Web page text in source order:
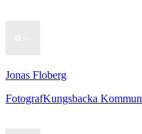
Jonas Floberg
FotografKungsbacka Kommun